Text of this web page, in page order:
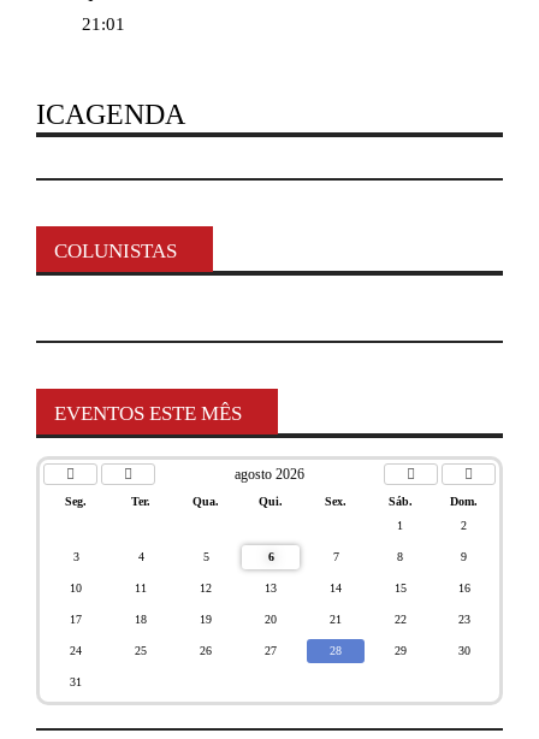
21:01
ICAGENDA
COLUNISTAS
EVENTOS ESTE MÊS
agosto 2026
Seg. Ter. Qua. Qui. Sex. Sáb.
Dom.
1
2
3 4 5 6 7 8 9
10 11 12 13 14 15 16
17 18 19 20 21 22 23
24 25 26 27 28 29 30
31